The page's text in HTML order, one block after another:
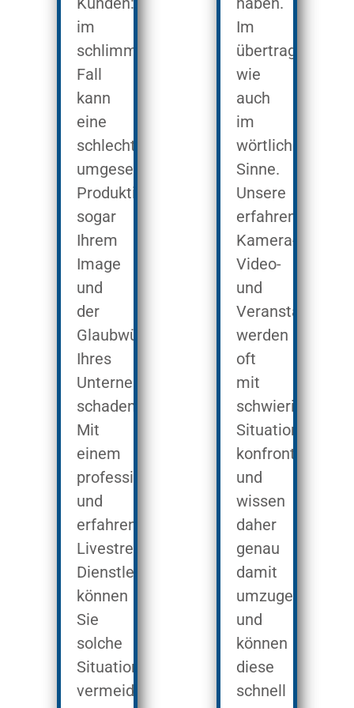
im
schlimmsten
Fall
kann
eine
schlecht
umgesetzte
Produktion
sogar
Ihrem
Image
und
der
Glaubwürdigkeit
Ihres
Unternehmens
schaden.
Mit
einem
professionellen
und
erfahrenen
Livestreaming-
Dienstleister
können
Sie
solche
Situationen
vermeiden
Im
übertragenen,
wie
auch
im
wörtlichen
Sinne.
Unsere
erfahrenen
Kamera-,
Video-
und
werden
oft
mit
schwierigen
Situationen
konfrontiert
und
wissen
daher
genau
damit
umzugehen
und
können
diese
schnell